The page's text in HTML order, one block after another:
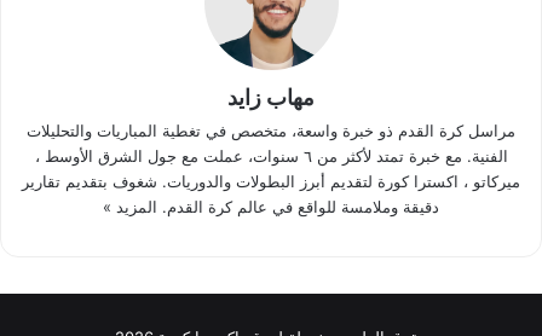
مهاب زايد
مراسل كرة القدم ذو خبرة واسعة، متخصص في تغطية المباريات والتحليلات
الفنية. مع خبرة تمتد لأكثر من ٦ سنوات، عملت مع جول الشرق الأوسط ،
ميركاتو ، اكسترا كورة لتقديم أبرز البطولات والدوريات. شغوف بتقديم تقارير
دقيقة وملامسة للواقع في عالم كرة القدم. المزيد »